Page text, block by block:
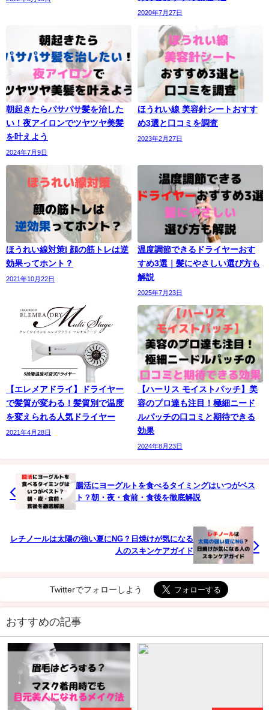
2020年7月27日
朝起きたらパサパサ髪を治した
い！夜アイロンでツヤツヤ美髪
を叶えよう
2024年7月9日
ほうれい線 美容針シートおすす
め3選と口コミを調査
2023年2月27日
ほうれい線対策| 顔の筋トレは逆
効果ってホント？
2021年10月22日
温度調節できるドライヤーおす
すめ3選｜髪にやさしい選び方も
解説
2025年7月23日
【エレメアドライ】ドライヤー
で髪質が変わる！髪質別で温度
を変えられる人気ドライヤー
2021年4月28日
【ハーリス モイストパッチ】美
容のプロ達も注目！極細ニード
ルパッチの口コミと期待できる
効果
2024年8月23日
腸活にヨーグルトを食べるタイミングはいつがベス
ト？朝・夜・食前・食後を徹底解説
レチノールは太陽の強い夏にNG？日焼けが気になる
人のスキンケアガイド
Twitterでフォローしよう
おすすめの記事